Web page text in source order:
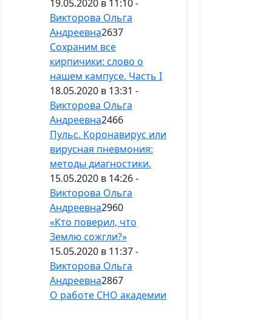
19.05.2020 в 11:10 -
Викторова Ольга
Андреевна2637
Сохраним все
кирпичики: слово о
нашем кампусе. Часть I
18.05.2020 в 13:31 -
Викторова Ольга
Андреевна2466
Пульс. Коронавирус или
вирусная пневмония:
методы диагностики.
15.05.2020 в 14:26 -
Викторова Ольга
Андреевна2960
«Кто поверил, что
Землю сожгли?»
15.05.2020 в 11:37 -
Викторова Ольга
Андреевна2867
О работе СНО академии